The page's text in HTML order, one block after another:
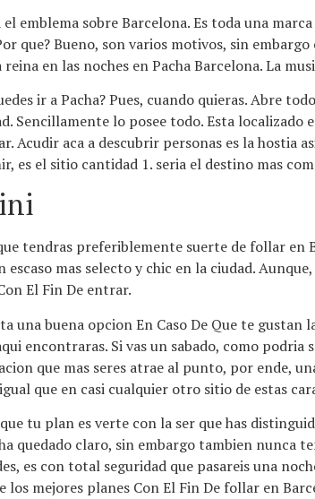
el emblema sobre Barcelona. Es toda una
que? Bueno, son varios motivos, sin
en las noches en Pacha Barcelona. La
ir a Pacha? Pues, cuando quieras. Abre
Sencillamente lo posee todo. Esta localizado
Acudir aca a descubrir personas es la hostia
es el sitio cantidad 1. seri­a el destino mas
tendras preferiblemente suerte de follar
escaso mas selecto y chic en la ciudad.
El Fin De entrar.
una buena opcion En Caso De Que te
encontraras. Si vas un sabado, como
que mas seres atrae al punto, por ende,
que en casi cualquier otro sitio de estas
tu plan es verte con la ser que has
quedado claro, sin embargo tambien nunca
es con total seguridad que pasareis una
los mejores planes Con El Fin De follar en